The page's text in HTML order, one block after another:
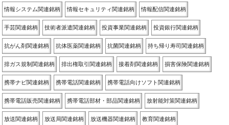
情報システム関連銘柄 情報セキュリティ関連銘柄 情報配信関連銘柄
手芸関連銘柄 技術者派遣関連銘柄 投資事業関連銘柄 投資銀行関連銘柄
抗がん剤関連銘柄 抗体医薬関連銘柄 抗菌関連銘柄 持ち帰り寿司関連銘柄
排ガス規制関連銘柄 排出権取引関連銘柄 接着剤関連銘柄 損害保険関連銘柄
携帯ナビ関連銘柄 携帯電話関連銘柄 携帯電話向けソフト関連銘柄
携帯電話販売関連銘柄 携帯電話部材・部品関連銘柄 放射能対策関連銘柄
放送関連銘柄 放送局関連銘柄 放送機器関連銘柄 教育関連銘柄